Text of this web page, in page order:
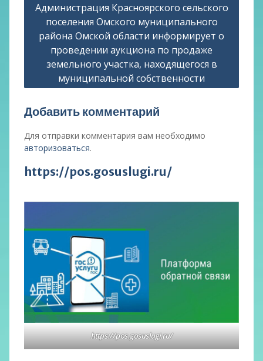
записям
Администрация Красноярского сельского
поселения Омского муниципального
района Омской области информирует о
проведении аукциона по продаже
земельного участка, находящегося в
муниципальной собственности
Добавить комментарий
Для отправки комментария вам необходимо
авторизоваться.
https://pos.gosuslugi.ru/
https://pos.gosuslugi.ru/